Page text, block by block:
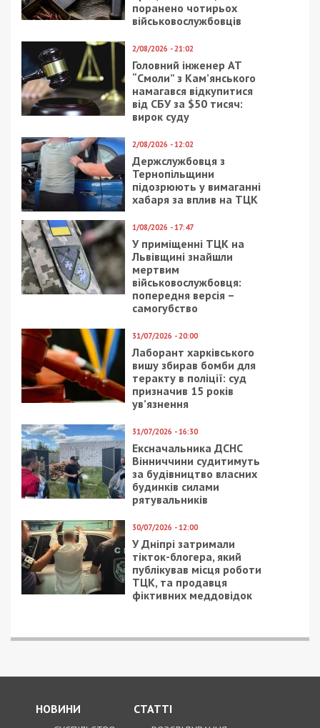
України
(фото)
22/12/2016 - 8:30
Новые правила
парковки в Днепре:
что изменилось?
14/04/2026 - 9:00
Три райони
Дніпропетровщини
атакували окупанти
5/08/2026 - 13:24
У Хмельницькому директора мовної школи
підозрюють у розбещенні учениць
ПОПУЛЯРНІ НОВИНИ
4/08/2026 - 18:00